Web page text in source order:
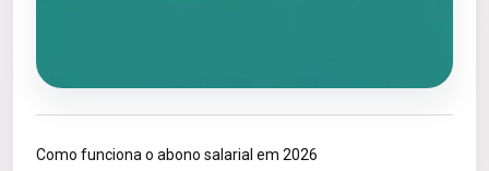
Como funciona o abono salarial em 2026